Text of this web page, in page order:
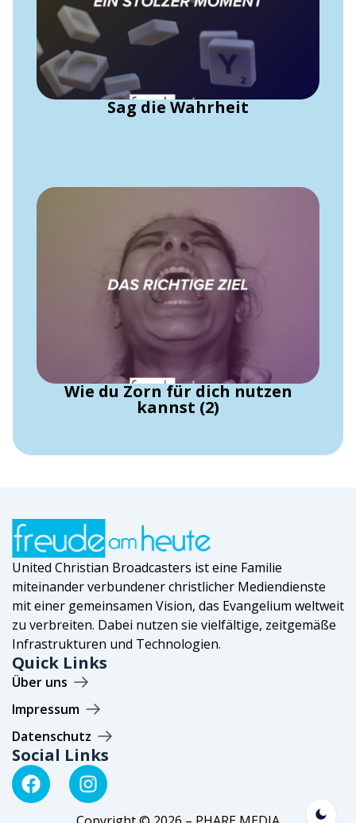
Sag die Wahrheit
Wie du Zorn für dich nutzen
kannst (2)
United Christian Broadcasters ist eine Familie
miteinander verbundener christlicher Mediendienste
mit einer gemeinsamen Vision, das Evangelium weltweit
zu verbreiten. Dabei nutzen sie vielfältige, zeitgemäße
Infrastrukturen und Technologien.
Quick Links
Über uns
Impressum
Datenschutz
Social Links